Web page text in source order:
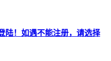
陆！如遇不能注册，请选择